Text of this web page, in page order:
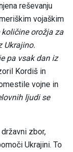
reševanju
vojaškim
količine orožja za
Ukrajino.
pa vsak dan iz
Kordiš in
vojne in
ljudi se
zbor,
Ukrajini. To